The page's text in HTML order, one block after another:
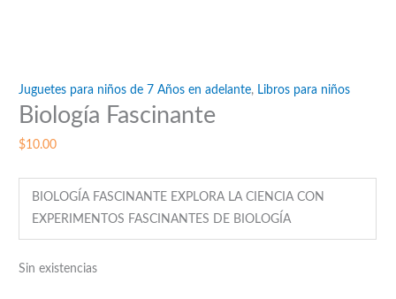
Juguetes para niños de 7 Años en adelante, Libros para niños
Biología Fascinante
$10.00
BIOLOGÍA FASCINANTE EXPLORA LA CIENCIA CON
EXPERIMENTOS FASCINANTES DE BIOLOGÍA
Sin existencias